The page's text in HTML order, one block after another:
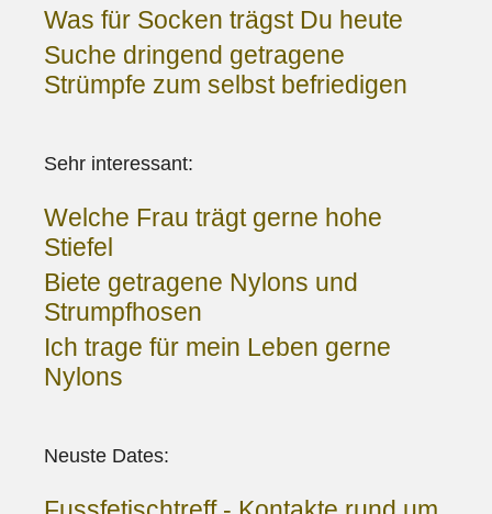
Was für Socken trägst Du heute
Suche dringend getragene
Strümpfe zum selbst befriedigen
Sehr interessant:
Welche Frau trägt gerne hohe
Stiefel
Biete getragene Nylons und
Strumpfhosen
Ich trage für mein Leben gerne
Nylons
Neuste Dates: